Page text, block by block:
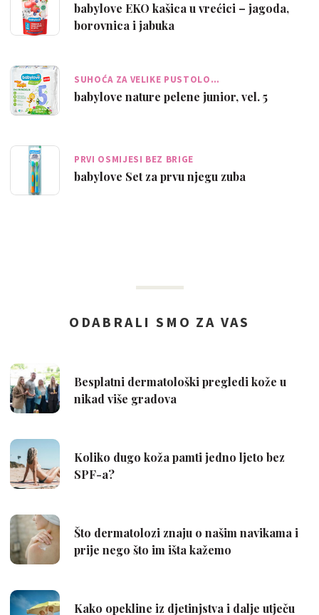
babylove EKO kašica u vrećici – jagoda,
borovnica i jabuka
SUHOĆA ZA VELIKE PUSTOLO…
babylove nature pelene junior, vel. 5
PRVI OSMIJESI BEZ BRIGE
babylove Set za prvu njegu zuba